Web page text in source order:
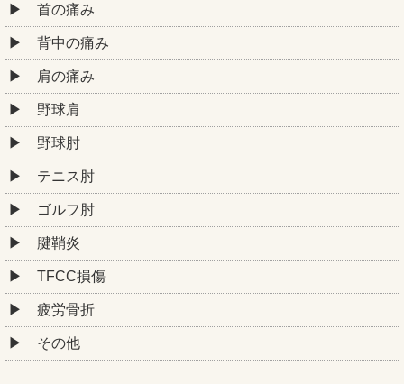
首の痛み
背中の痛み
肩の痛み
野球肩
野球肘
テニス肘
ゴルフ肘
腱鞘炎
TFCC損傷
疲労骨折
その他